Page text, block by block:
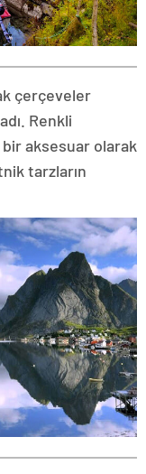
çerçeveler
Renkli
aksesuar olarak
tarzların